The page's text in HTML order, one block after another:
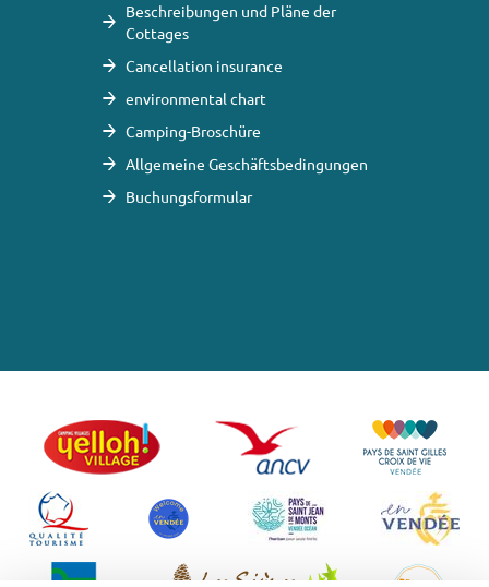
Beschreibungen und Pläne der
Cottages
Cancellation insurance
environmental chart
Camping-Broschüre
Allgemeine Geschäftsbedingungen
Buchungsformular